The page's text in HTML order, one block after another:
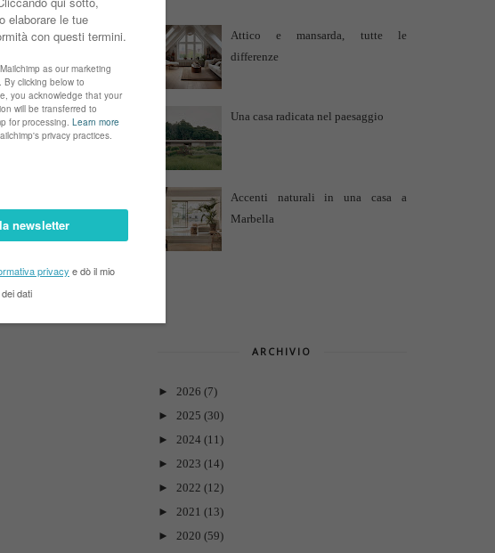
Attico e mansarda, tutte le
differenze
Una casa radicata nel paesaggio
Accenti naturali in una casa a
Marbella
ARCHIVIO
► 2026 (7)
► 2025 (30)
► 2024 (11)
► 2023 (14)
► 2022 (12)
► 2021 (13)
► 2020 (59)